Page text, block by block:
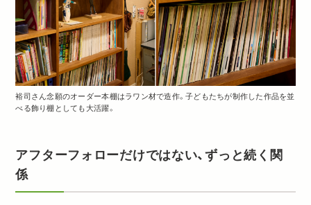
裕司さん念願のオーダー本棚はラワン材で造作。子どもたちが制作した作品を並
べる飾り棚としても大活躍。
アフターフォローだけではない、ずっと続く関
係